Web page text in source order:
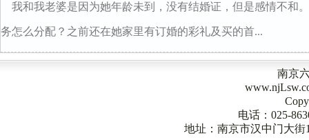
我和我老婆是因为她年龄未到，没有结婚证，但是感情不和
务怎么分配？之前还在她家里有订婚的彩礼及买的首...
南京
电话：025-
地址：南京市汉中门大